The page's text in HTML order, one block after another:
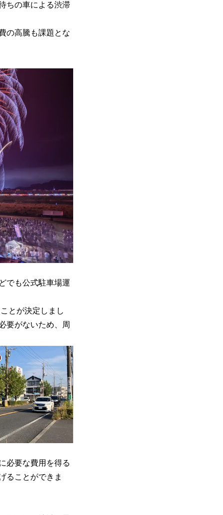
ちの車による渋滞
の高騰も課題とな
でも公式駐車場運
とが決定しまし
要がないため、周
必要な費用を得る
ることができま